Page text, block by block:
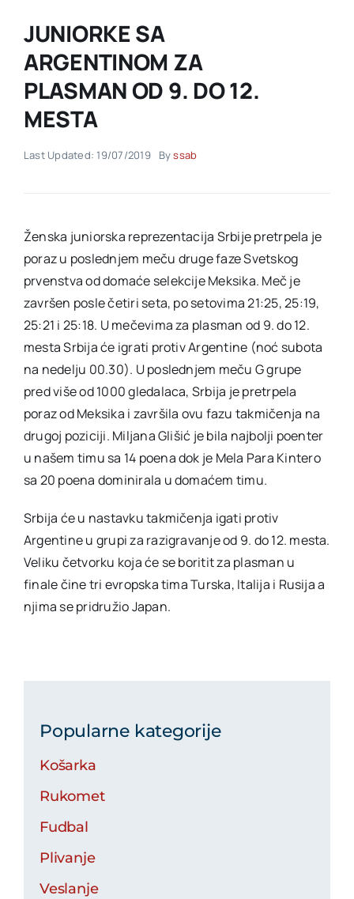
Akti SSAB
Kontakt
JUNIORKE SA
ARGENTINOM ZA
PLASMAN OD 9. DO 12.
MESTA
Last Updated: 19/07/2019 Byssab
Ženska juniorska reprezentacija Srbije pretrpela je
poraz u poslednjem meču druge faze Svetskog
prvenstva od domaće selekcije Meksika. Meč je
završen posle četiri seta, po setovima 21:25, 25:19,
25:21 i 25:18. U mečevima za plasman od 9. do 12.
mesta Srbija će igrati protiv Argentine (noć subota
na nedelju 00.30). U poslednjem meču G grupe
pred više od 1000 gledalaca, Srbija je pretrpela
poraz od Meksika i završila ovu fazu takmičenja na
drugoj poziciji. Miljana Glišić je bila najbolji poenter
u našem timu sa 14 poena dok je Mela Para Kintero
sa 20 poena dominirala u domaćem timu.
Srbija će u nastavku takmičenja igati protiv
Argentine u grupi za razigravanje od 9. do 12. mesta.
Veliku četvorku koja će se boritit za plasman u
finale čine tri evropska tima Turska, Italija i Rusija a
njima se pridružio Japan.
Popularne kategorije
Košarka
Rukomet
Fudbal
Plivanje
Veslanje